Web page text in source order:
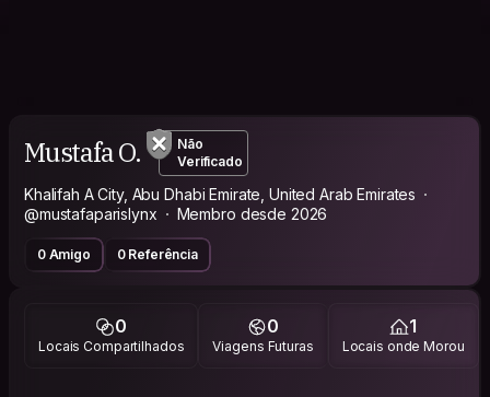
Mustafa O.
Não
Verificado
Khalifah A City, Abu Dhabi Emirate, United Arab Emirates
@mustafaparislynx
Membro desde 2026
0 Amigo 0 Referência
0
Locais Compartilhados
0
Viagens Futuras
1
Locais onde Morou